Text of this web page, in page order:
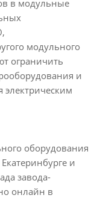
в модульные
модульного
ограничить
и
электрическим
оборудования
и
завода-
онлайн в